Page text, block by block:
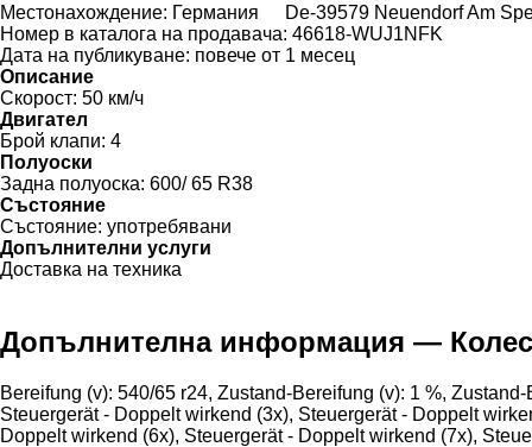
Местонахождение: Германия
De-39579 Neuendorf Am
Номер в каталога на продавача: 46618-WUJ1NFK
Дата на публикуване: повече от 1 месец
Описание
Скорост: 50 км/ч
Двигател
Брой клапи: 4
Полуоски
Задна полуоска: 600/ 65 R38
Състояние
Състояние: употребявани
Допълнителни услуги
Доставка на техника
Допълнителна информация —
Bereifung ​​​​​​​​​‌‌​​​​‌​​​​​​​​​‌‌‌​‌​‌​​​​​​​​​‌‌‌​‌​​​​​​​​​​​‌‌​‌‌‌‌​​​​​​​​​‌‌​‌‌​​​​​​​​​​​‌‌​‌​​‌​​​​​​​​​‌‌​‌‌‌​​​​​​​​​​‌‌​​‌​‌(v): 540/65 r24, Zustand-Bereifung (v): 1 %,
Steuergerät - Doppelt wirkend (3x), Steuergerät - Doppelt
Doppelt wirkend (6x), Steuergerät - Doppelt wirkend (7x),